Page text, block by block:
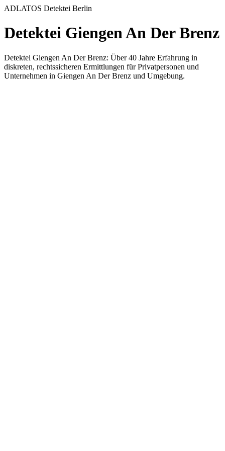
ADLATOS Detektei Berlin
Detektei Giengen An Der Brenz
Detektei Giengen An Der Brenz: Über 40 Jahre Erfahrung in
diskreten, rechtssicheren Ermittlungen für Privatpersonen und
Unternehmen in Giengen An Der Brenz und Umgebung.